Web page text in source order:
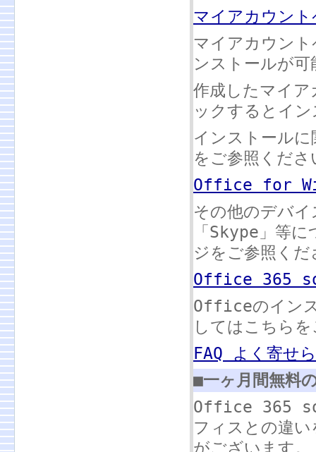
マイアカウント
マイアカウン
ンストールが
作成したマイ
ックするとイ
インストール
をご参照くださ
Office for
その他のデバ
「Skype」等
ジをご参照くだ
Office 365
Officeのインス
してはこちら
FAQ よく寄せ
■一ヶ月間無料
Office 365
フィスとの違
がございます。